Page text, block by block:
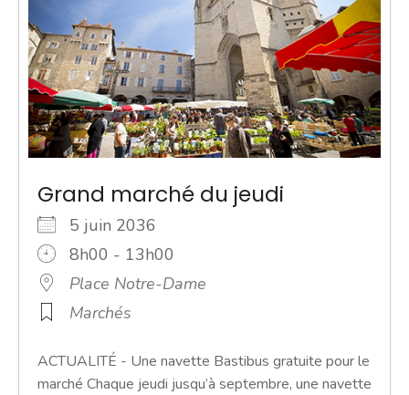
Grand marché du jeudi
5 juin 2036
8h00 - 13h00
Place Notre-Dame
Marchés
ACTUALITÉ - Une navette Bastibus gratuite pour le
marché Chaque jeudi jusqu’à septembre, une navette